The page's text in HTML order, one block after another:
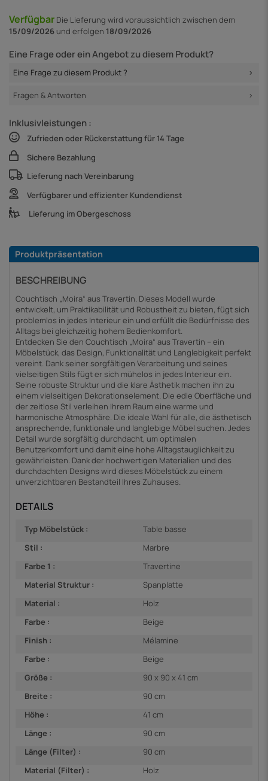
Verfügbar Die Lieferung wird voraussichtlich zwischen dem
15/09/2026 und erfolgen 18/09/2026
Eine Frage oder ein Angebot zu diesem Produkt?
Eine Frage zu diesem Produkt ?
Fragen & Antworten
Inklusivleistungen :
Zufrieden oder Rückerstattung für 14 Tage
Sichere Bezahlung
Lieferung nach Vereinbarung
Verfügbarer und effizienter Kundendienst
Lieferung im Obergeschoss
Produktpräsentation
BESCHREIBUNG
Couchtisch „Moira“ aus Travertin. Dieses Modell wurde
entwickelt, um Praktikabilität und Robustheit zu bieten, fügt sich
problemlos in jedes Interieur ein und erfüllt die Bedürfnisse des
Alltags bei gleichzeitig hohem Bedienkomfort.
Entdecken Sie den Couchtisch „Moira“ aus Travertin – ein
Möbelstück, das Design, Funktionalität und Langlebigkeit perfekt
vereint. Dank seiner sorgfältigen Verarbeitung und seines
vielseitigen Stils fügt er sich mühelos in jedes Interieur ein.
Seine robuste Struktur und die klare Ästhetik machen ihn zu
einem vielseitigen Dekorationselement. Die edle Oberfläche und
der zeitlose Stil verleihen Ihrem Raum eine warme und
harmonische Atmosphäre. Die ideale Wahl für alle, die ästhetisch
ansprechende, funktionale und langlebige Möbel suchen. Jedes
Detail wurde sorgfältig durchdacht, um optimalen
Benutzerkomfort und damit eine hohe Alltagstauglichkeit zu
gewährleisten. Dank der hochwertigen Materialien und des
durchdachten Designs wird dieses Möbelstück zu einem
unverzichtbaren Bestandteil Ihres Zuhauses.
DETAILS
Typ Möbelstück :
Table basse
Stil :
Marbre
Farbe 1 :
Travertine
Material Struktur :
Spanplatte
Material :
Holz
Farbe :
Beige
Finish :
Mélamine
Farbe :
Beige
Größe :
90 x 90 x 41 cm
Breite :
90 cm
Höhe :
41 cm
Länge :
90 cm
Länge (Filter) :
90 cm
Material (Filter) :
Holz